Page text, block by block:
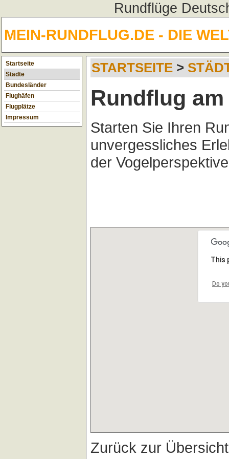
Rundflüge
MEIN-RUNDFLUG.DE - DIE
Startseite
Städte
Bundesländer
Flughäfen
Flugplätze
Impressum
STARTSEITE >
Rundflug
Starten Sie Ihren
unvergessliches
der
This
Do
Zurück zur